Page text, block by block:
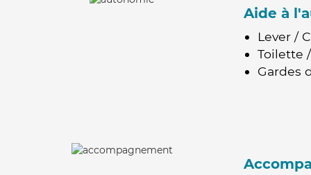
Aide à
Lever /
Toilette
Gardes